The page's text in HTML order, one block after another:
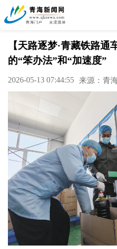
【天路逐梦·青藏铁路通
的“笨办法”和“加速度”
2026-05-13 07:44:55 来源：青